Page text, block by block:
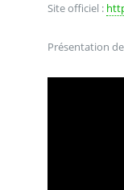
Site officiel :
Présentation